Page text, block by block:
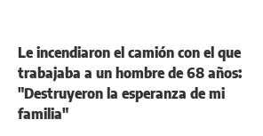
Le incendiaron el camión con el que
trabajaba a un hombre de 68 años:
"Destruyeron la esperanza de mi
familia"